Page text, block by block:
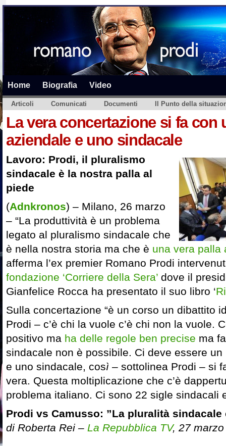
Home Biografia Video
Articoli Comunicati Documenti Il Punto della
La vera concertazione si fa con
aziendale e uno sindacale
Lavoro: Prodi, il pluralismo
sindacale è la nostra palla al
piede
(Adnkronos) – Milano, 26 marzo
– “La produttività è un problema
legato al pluralismo sindacale che
è nella nostra storia ma che è una vera palla
afferma l’ex premier Romano Prodi
fondazione ‘Corriere della Sera’ dove il
Gianfelice Rocca ha presentato il suo libro ‘
Sulla concertazione “è un corso un dibattito
Prodi – c’è chi la vuole c’è chi non la vuole.
positivo ma ha delle regole ben precise ma
sindacale non è possibile. Ci deve essere
e uno sindacale, così – sottolinea Prodi – si
vera. Questa moltiplicazione che c’è
problema italiano. Ci sono 22 sigle sindacali
Prodi vs Camusso: ”La pluralità sindacale
di Roberta Rei – La Repubblica TV, 27